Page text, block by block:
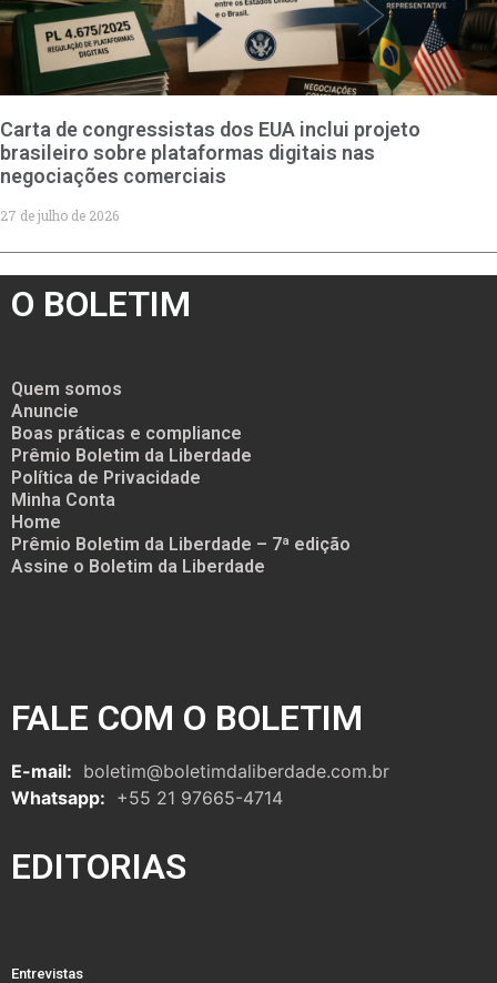
Carta de congressistas dos EUA inclui projeto
brasileiro sobre plataformas digitais nas
negociações comerciais
27 de julho de 2026
O BOLETIM
Quem somos
Anuncie
Boas práticas e compliance
Prêmio Boletim da Liberdade
Política de Privacidade
Minha Conta
Home
Prêmio Boletim da Liberdade – 7ª edição
Assine o Boletim da Liberdade
FALE COM O BOLETIM
E-mail: boletim@boletimdaliberdade.com.br
Whatsapp: +55 21 97665-4714
EDITORIAS
Entrevistas